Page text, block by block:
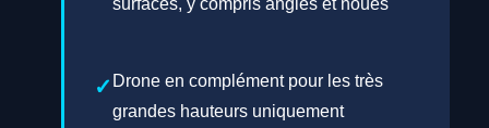
Drone en complément pour les très
grandes hauteurs uniquement